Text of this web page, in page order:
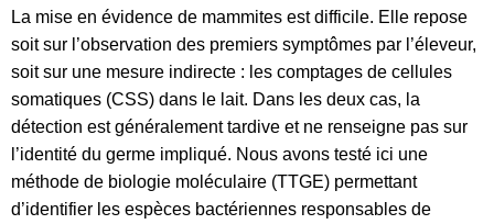
La mise en évidence de mammites est difficile. Elle repose
soit sur l’observation des premiers symptômes par l’éleveur,
soit sur une mesure indirecte : les comptages de cellules
somatiques (CSS) dans le lait. Dans les deux cas, la
détection est généralement tardive et ne renseigne pas sur
l’identité du germe impliqué. Nous avons testé ici une
méthode de biologie moléculaire (TTGE) permettant
d’identifier les espèces bactériennes responsables de